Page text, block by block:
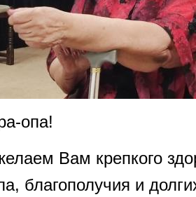
опа!
Вам крепкого
благополучия и